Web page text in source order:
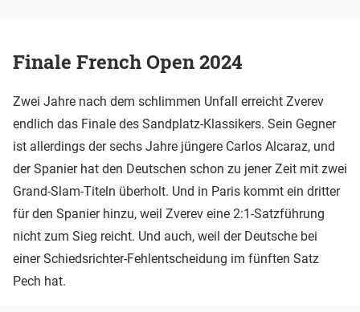
Finale French Open 2024
Zwei Jahre nach dem schlimmen Unfall erreicht Zverev
endlich das Finale des Sandplatz-Klassikers. Sein Gegner
ist allerdings der sechs Jahre jüngere Carlos Alcaraz, und
der Spanier hat den Deutschen schon zu jener Zeit mit zwei
Grand-Slam-Titeln überholt. Und in Paris kommt ein dritter
für den Spanier hinzu, weil Zverev eine 2:1-Satzführung
nicht zum Sieg reicht. Und auch, weil der Deutsche bei
einer Schiedsrichter-Fehlentscheidung im fünften Satz
Pech hat.